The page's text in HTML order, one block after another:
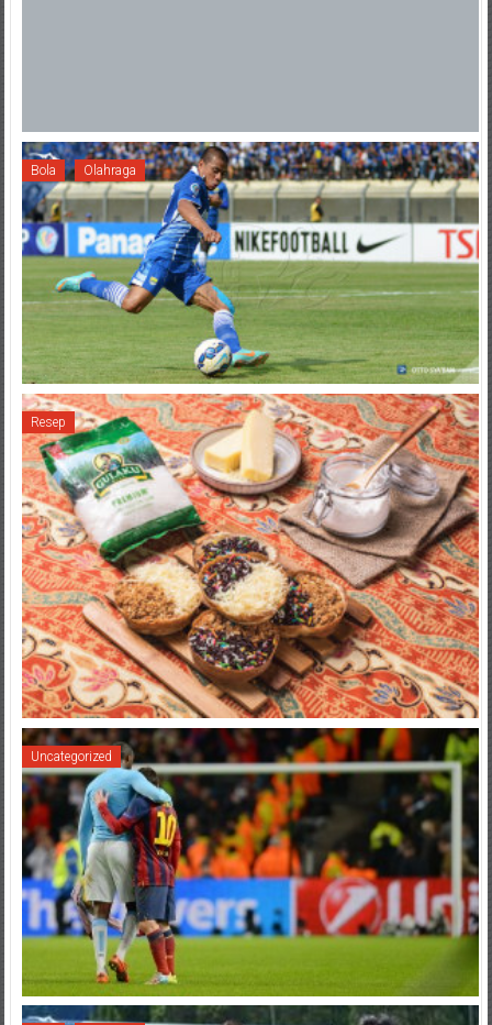
Bola Olahraga
Resep
Uncategorized